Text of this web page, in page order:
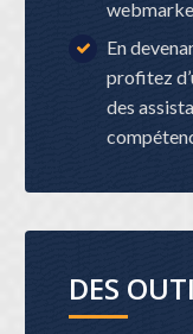
En
profitez
des
DES